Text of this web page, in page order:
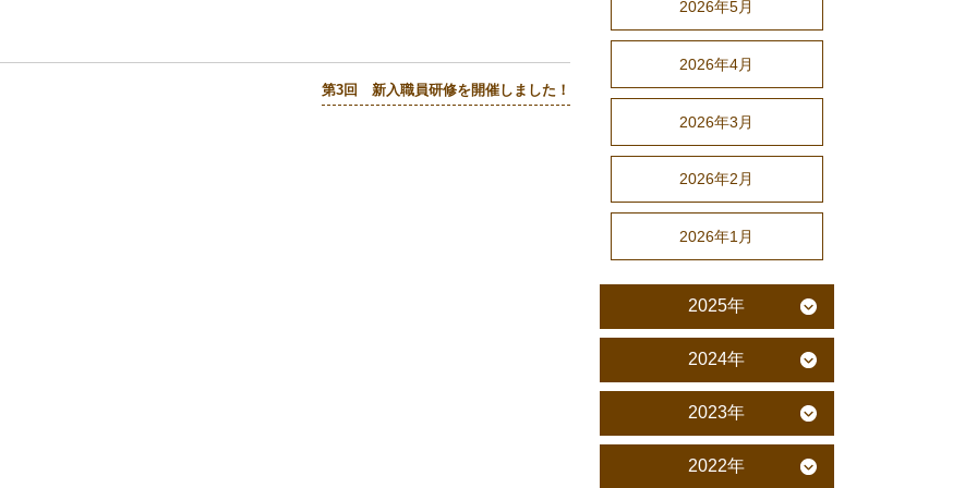
第3回 新入職員研修を開催しました！
2026年5月
2026年4月
2026年3月
2026年2月
2026年1月
2025年
2024年
2023年
2022年